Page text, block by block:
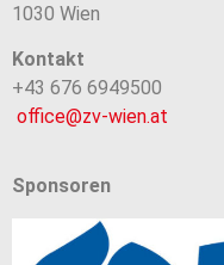
1030 Wien
Kontakt
+43 676 6949500
office@zv-wien.at
Sponsoren